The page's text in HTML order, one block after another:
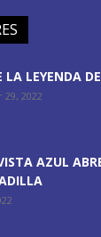
LA LEYENDA
2022
AZUL